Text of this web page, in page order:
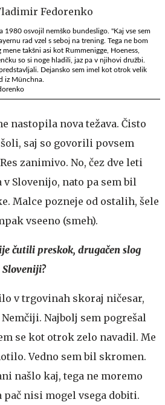
1980 osvojil nemško bundesligo. ''Kaj vse sem
rad vzel s seboj na trening. Tega ne bom
takšni asi kot Rummenigge, Hoeness,
so si noge hladili, jaz pa v njihovi družbi.
Dejansko sem imel kot otrok velik
iz Münchna.
nastopila nova težava. Čisto
saj so govorili povsem
zanimivo. No, čez dve leti
Slovenijo, nato pa sem bil
Malce pozneje od ostalih, šele
vseeno (smeh).
čutili preskok, drugačen slog
v trgovinah skoraj ničesar,
Najbolj sem pogrešal
se kot otrok zelo navadil. Me
Vedno sem bil skromen.
našlo kaj, tega ne moremo
pač nisi mogel vsega dobiti.